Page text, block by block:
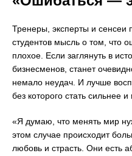
Тренеры, эксперты и сенсеи
студентов мысль о том, что
плохое. Если заглянуть в
бизнесменов, станет
немало неудач. И лучше
без которого стать сильнее
«Я думаю, что менять мир
этом случае происходит
любовь и страсть. Они есть